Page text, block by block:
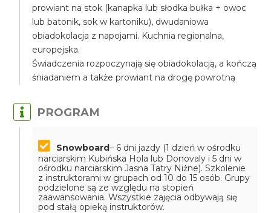
prowiant na stok (kanapka lub słodka bułka + owoc
lub batonik, sok w kartoniku), dwudaniowa
obiadokolacja z napojami. Kuchnia regionalna,
europejska.
Świadczenia rozpoczynają się obiadokolacją, a kończą
śniadaniem a także prowiant na drogę powrotną
PROGRAM
Snowboard– 6 dni jazdy (1 dzień w ośrodku
narciarskim Kubińska Hola lub Donovaly i 5 dni w
ośrodku narciarskim Jasna Tatry Niżne). Szkolenie
z instruktorami w grupach od 10 do 15 osób. Grupy
podzielone są ze względu na stopień
zaawansowania. Wszystkie zajęcia odbywają się
pod stałą opieką instruktorów.